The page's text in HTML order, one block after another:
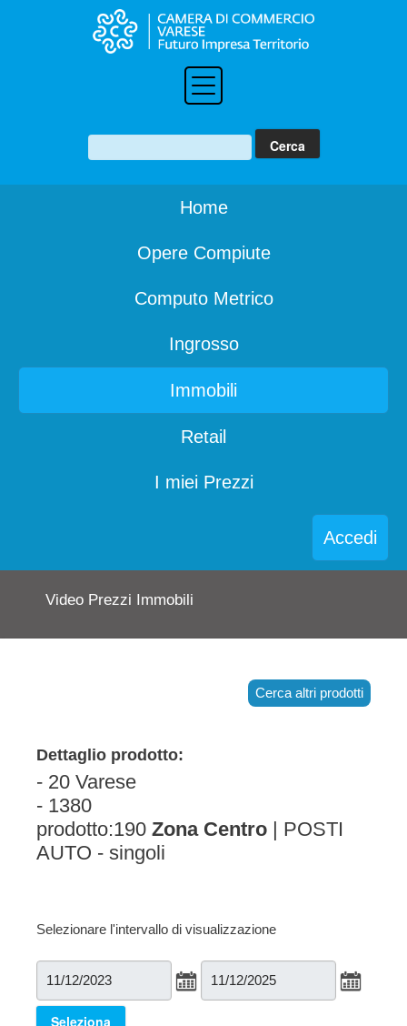
Home
Opere Compiute
Computo Metrico
Ingrosso
Immobili
Retail
I miei Prezzi
Accedi
Video Prezzi Immobili
Cerca altri prodotti
Dettaglio prodotto:
- 20 Varese
- 1380
prodotto:190 Zona Centro | POSTI
AUTO - singoli
Selezionare l'intervallo di visualizzazione